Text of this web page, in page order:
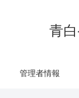
青
管理者情報